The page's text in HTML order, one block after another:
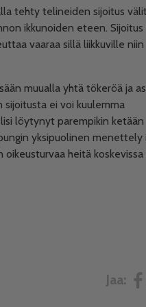
tehty telineiden sijoitus
ikkunoiden eteen. Sijoitus
vaaraa sillä liikkuville niin
muualla yhtä tökeröä ja
sijoitusta ei voi kuulemma
löytynyt parempikin ketään
yksipuolinen menettely
heitä koskevissa
Jaa: